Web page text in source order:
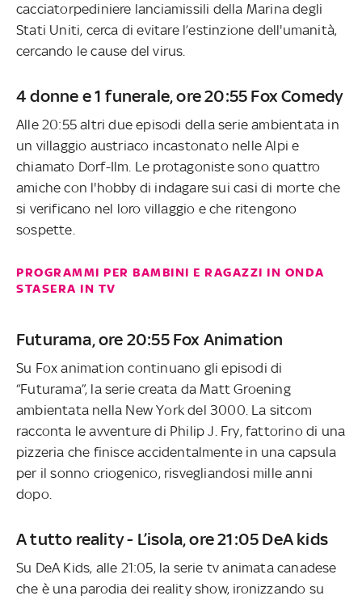
cacciatorpediniere lanciamissili della Marina degli
Stati Uniti, cerca di evitare l’estinzione dell'umanità,
cercando le cause del virus.
4 donne e 1 funerale, ore 20:55 Fox Comedy
Alle 20:55 altri due episodi della serie ambientata in
un villaggio austriaco incastonato nelle Alpi e
chiamato Dorf-Ilm. Le protagoniste sono quattro
amiche con l'hobby di indagare sui casi di morte che
si verificano nel loro villaggio e che ritengono
sospette.
PROGRAMMI PER BAMBINI E RAGAZZI IN ONDA
STASERA IN TV
Futurama, ore 20:55 Fox Animation
Su Fox animation continuano gli episodi di
“Futurama”, la serie creata da Matt Groening
ambientata nella New York del 3000. La sitcom
racconta le avventure di Philip J. Fry, fattorino di una
pizzeria che finisce accidentalmente in una capsula
per il sonno criogenico, risvegliandosi mille anni
dopo.
A tutto reality - L’isola, ore 21:05 DeA kids
Su DeA Kids, alle 21:05, la serie tv animata canadese
che è una parodia dei reality show, ironizzando su